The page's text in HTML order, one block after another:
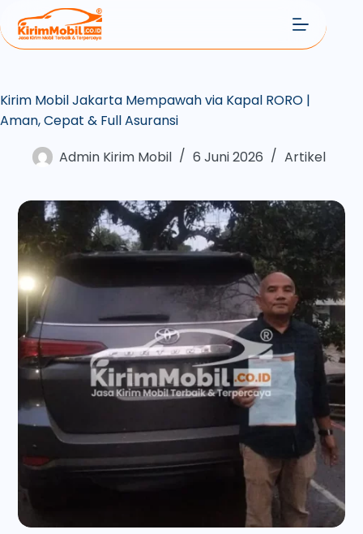
Kirim Mobil Jakarta Mempawah via Kapal RORO |
Aman, Cepat & Full Asuransi
Admin Kirim Mobil
6 Juni 2026 Artikel